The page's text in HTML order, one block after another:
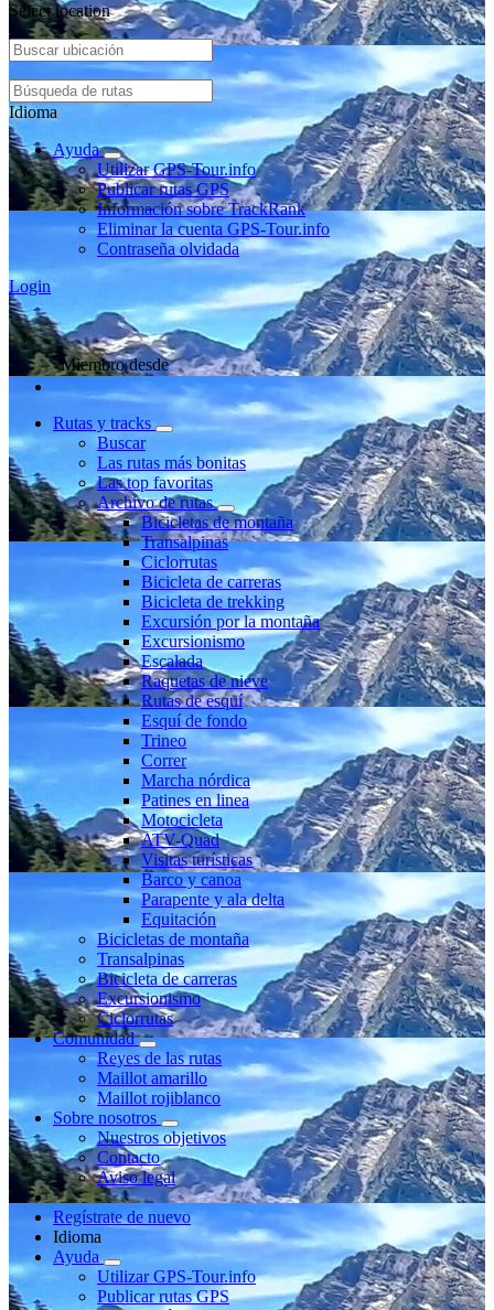
Select location
Idioma
Ayuda
Utilizar GPS-Tour.info
Publicar rutas GPS
Información sobre TrackRank
Eliminar la cuenta GPS-Tour.info
Contraseña olvidada
Login
Miembro desde
Rutas y tracks
Buscar
Las rutas más bonitas
Las top favoritas
Archivo de rutas
Bicicletas de montaña
Transalpinas
Ciclorrutas
Bicicleta de carreras
Bicicleta de trekking
Excursión por la montaña
Excursionismo
Escalada
Raquetas de nieve
Rutas de esquí
Esquí de fondo
Trineo
Correr
Marcha nórdica
Patines en linea
Motocicleta
ATV-Quad
Visitas turísticas
Barco y canoa
Parapente y ala delta
Equitación
Bicicletas de montaña
Transalpinas
Bicicleta de carreras
Excursionismo
Ciclorrutas
Comunidad
Reyes de las rutas
Maillot amarillo
Maillot rojiblanco
Sobre nosotros
Nuestros objetivos
Contacto
Aviso legal
Regístrate de nuevo
Idioma
Ayuda
Utilizar GPS-Tour.info
Publicar rutas GPS